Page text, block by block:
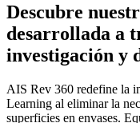
Descubre
desarrollada a
investigación y
AIS Rev 360 redefine la
Learning al eliminar la
superficies en envases.